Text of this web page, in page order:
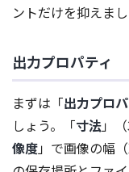
ントだけを抑えまし
出力プロパティ
まずは「出力プロ
しょう。「寸法」
像度」で画像の幅